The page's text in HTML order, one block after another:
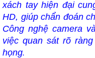
xách tay hiện đại
HD, giúp chẩn đoán
Công nghệ camera
việc quan sát rõ
họng.